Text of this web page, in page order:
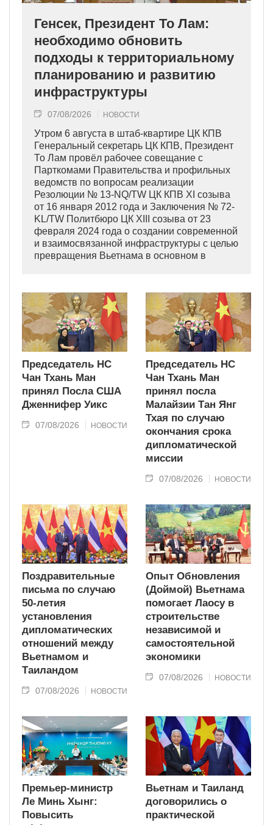
Генсек, Президент То Лам:
необходимо обновить
подходы к территориальному
планированию и развитию
инфраструктуры
07/08/2026 НОВОСТИ
Утром 6 августа в штаб-квартире ЦК КПВ
Генеральный секретарь ЦК КПВ, Президент
То Лам провёл рабочее совещание с
Парткомами Правительства и профильных
ведомств по вопросам реализации
Резолюции № 13-NQ/TW ЦК КПВ XI созыва
от 16 января 2012 года и Заключения № 72-
KL/TW Политбюро ЦК XIII созыва от 23
февраля 2024 года о создании современной
и взаимосвязанной инфраструктуры с целью
превращения Вьетнама в основном в
Председатель НС
Чан Тхань Ман
принял Посла США
Дженнифер Уикс
07/08/2026 НОВОСТИ
Председатель НС
Чан Тхань Ман
принял посла
Малайзии Тан Янг
Тхая по случаю
окончания срока
дипломатической
миссии
07/08/2026 НОВОСТИ
Поздравительные
письма по случаю
50-летия
установления
дипломатических
отношений между
Вьетнамом и
Таиландом
07/08/2026 НОВОСТИ
Опыт Обновления
(Доймой) Вьетнама
помогает Лаосу в
строительстве
независимой и
самостоятельной
экономики
07/08/2026 НОВОСТИ
Премьер-министр
Ле Минь Хынг:
Повысить
Вьетнам и Таиланд
договорились о
практической